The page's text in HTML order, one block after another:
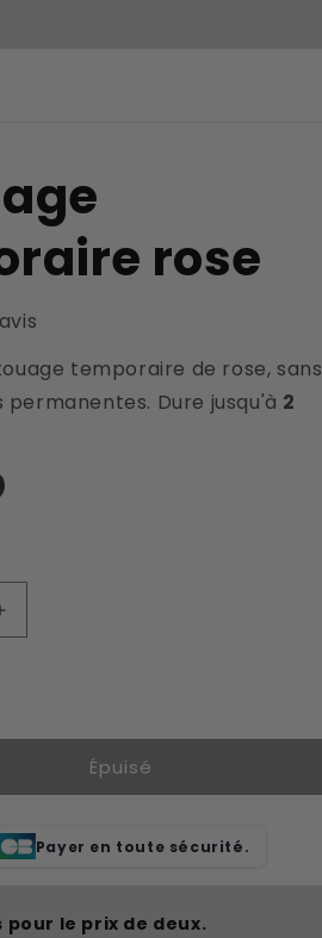
rose
temporaire de rose, sans
permanentes. Dure jusqu'à 2
Augmenter
Épuisé
Payer en toute sécurité.
pour le prix de deux.